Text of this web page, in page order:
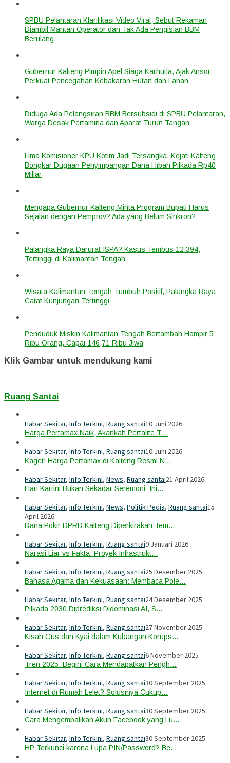
SPBU Pelantaran Klarifikasi Video Viral, Sebut Rekaman
Diambil Mantan Operator dan Tak Ada Pengisian BBM
Berulang
Gubernur Kalteng Pimpin Apel Siaga Karhutla, Ajak Ansor
Perkuat Pencegahan Kebakaran Hutan dan Lahan
Diduga Ada Pelangsiran BBM Bersubsidi di SPBU Pelantaran,
Warga Desak Pertamina dan Aparat Turun Tangan
Lima Komisioner KPU Kotim Jadi Tersangka, Kejati Kalteng
Bongkar Dugaan Penyimpangan Dana Hibah Pilkada Rp40
Miliar
Mengapa Gubernur Kalteng Minta Program Bupati Harus
Sejalan dengan Pemprov? Ada yang Belum Sinkron?
Palangka Raya Darurat ISPA? Kasus Tembus 12.394,
Tertinggi di Kalimantan Tengah
Wisata Kalimantan Tengah Tumbuh Positif, Palangka Raya
Catat Kunjungan Tertinggi
Penduduk Miskin Kalimantan Tengah Bertambah Hampir 5
Ribu Orang, Capai 146,71 Ribu Jiwa
Klik Gambar untuk mendukung kami
Ruang Santai
Habar Sekitar, Info Terkini, Ruang santai10 Juni 2026
Harga Pertamax Naik, Akankah Pertalite T…
Habar Sekitar, Info Terkini, Ruang santai10 Juni 2026
Kaget! Harga Pertamax di Kalteng Resmi N…
Habar Sekitar, Info Terkini, News, Ruang santai21 April 2026
Hari Kartini Bukan Sekadar Seremoni: Ini…
Habar Sekitar, Info Terkini, News, Politik Pedia, Ruang santai15
April 2026
Dana Pokir DPRD Kalteng Diperkirakan Tem…
Habar Sekitar, Info Terkini, Ruang santai9 Januari 2026
Narasi Liar vs Fakta: Proyek Infrastrukt…
Habar Sekitar, Info Terkini, Ruang santai25 Desember 2025
Bahasa Agama dan Kekuasaan: Membaca Pole…
Habar Sekitar, Info Terkini, Ruang santai24 Desember 2025
Pilkada 2030 Diprediksi Didominasi AI, S…
Habar Sekitar, Info Terkini, Ruang santai27 November 2025
Kisah Gus dan Kyai dalam Kubangan Korups…
Habar Sekitar, Info Terkini, Ruang santai6 November 2025
Tren 2025: Begini Cara Mendapatkan Pengh…
Habar Sekitar, Info Terkini, Ruang santai30 September 2025
Internet di Rumah Lelet? Solusinya Cukup…
Habar Sekitar, Info Terkini, Ruang santai30 September 2025
Cara Mengembalikan Akun Facebook yang Lu…
Habar Sekitar, Info Terkini, Ruang santai30 September 2025
HP Terkunci karena Lupa PIN/Password? Be…